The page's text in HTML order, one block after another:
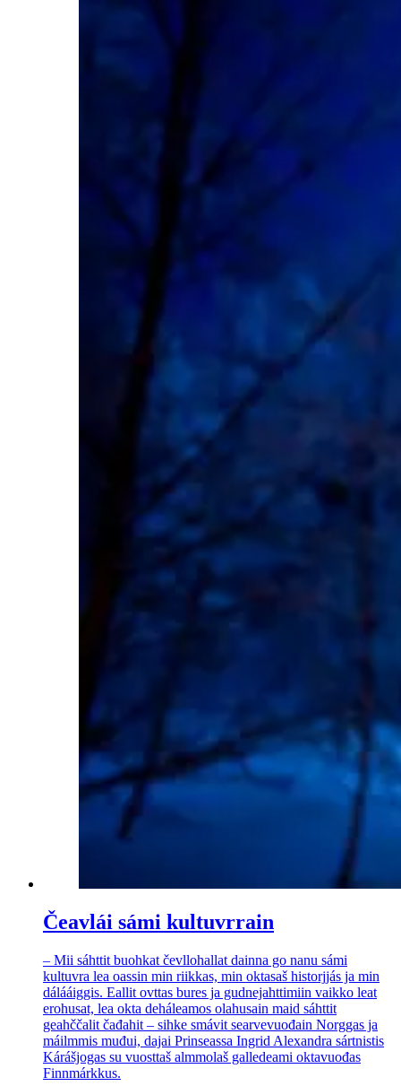
Čeavlái sámi kultuvrrain
– Mii sáhttit buohkat čevllohallat dainna go nanu sámi
kultuvra lea oassin min riikkas, min oktasaš historjjás ja min
dálááiggis. Eallit ovttas bures ja gudnejahttimiin vaikko leat
erohusat, lea okta deháleamos olahusain maid sáhttit
geahččalit čađahit – sihke smávit searvevuođain Norggas ja
máilmmis muđui, dajai Prinseassa Ingrid Alexandra sártnistis
Kárášjogas su vuosttaš almmolaš galledeami oktavuođas
Finnmárkkus.